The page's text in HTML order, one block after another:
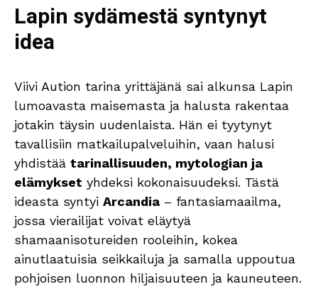
Lapin sydämestä syntynyt
idea
Viivi Aution tarina yrittäjänä sai alkunsa Lapin
lumoavasta maisemasta ja halusta rakentaa
jotakin täysin uudenlaista. Hän ei tyytynyt
tavallisiin matkailupalveluihin, vaan halusi
yhdistää tarinallisuuden, mytologian ja
elämykset yhdeksi kokonaisuudeksi. Tästä
ideasta syntyi Arcandia – fantasiamaailma,
jossa vierailijat voivat eläytyä
shamaanisotureiden rooleihin, kokea
ainutlaatuisia seikkailuja ja samalla uppoutua
pohjoisen luonnon hiljaisuuteen ja kauneuteen.